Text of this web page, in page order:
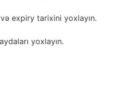
expiry tarixini yoxlayın.
yoxlayın.